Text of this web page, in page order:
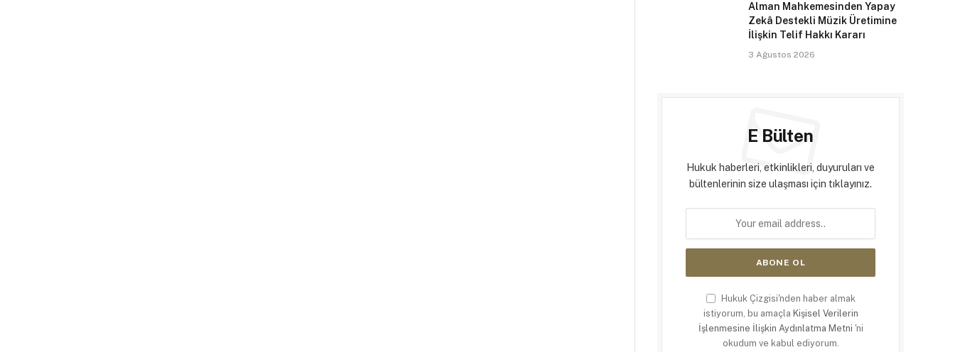
Alman Mahkemesinden Yapay
Zekâ Destekli Müzik Üretimine
İlişkin Telif Hakkı Kararı
3 Ağustos 2026
E Bülten
Hukuk haberleri, etkinlikleri, duyuruları ve
bültenlerinin size ulaşması için tıklayınız.
Hukuk Çizgisi'nden haber almak
istiyorum, bu amaçla Kişisel Verilerin
İşlenmesine İlişkin Aydınlatma Metni 'ni
okudum ve kabul ediyorum.